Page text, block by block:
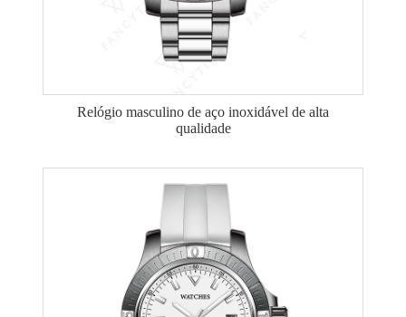
Relógio masculino de aço inoxidável de alta
qualidade